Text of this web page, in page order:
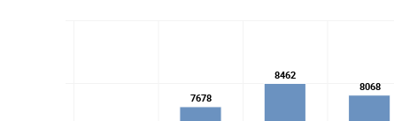
7678
7678
8462
8462
8068
8068